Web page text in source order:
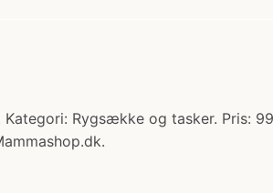
Rygsække og tasker. Pris: